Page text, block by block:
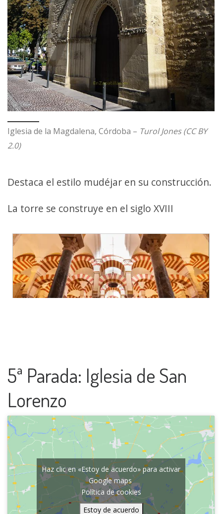
Iglesia de la Magdalena, Córdoba – Turol Jones (CC BY
2.0)
Destaca el estilo mudéjar en su construcción.
La torre se construye en el siglo XVIII
5ª Parada: Iglesia de San
Lorenzo
Haz clic en «Estoy de acuerdo» para activar
Google maps
Política de cookies
Estoy de acuerdo